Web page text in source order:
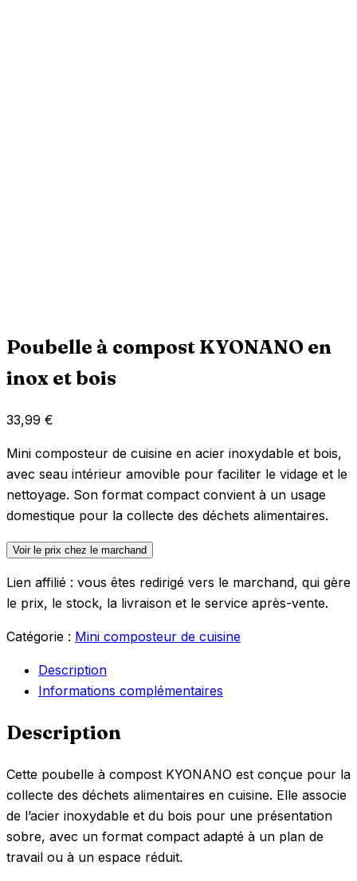
Poubelle à compost KYONANO en
inox et bois
33,99 €
Mini composteur de cuisine en acier inoxydable et bois,
avec seau intérieur amovible pour faciliter le vidage et le
nettoyage. Son format compact convient à un usage
domestique pour la collecte des déchets alimentaires.
Voir le prix chez le marchand
Lien affilié : vous êtes redirigé vers le marchand, qui gère
le prix, le stock, la livraison et le service après-vente.
Catégorie : Mini composteur de cuisine
Description
Informations complémentaires
Description
Cette poubelle à compost KYONANO est conçue pour la
collecte des déchets alimentaires en cuisine. Elle associe
de l’acier inoxydable et du bois pour une présentation
sobre, avec un format compact adapté à un plan de
travail ou à un espace réduit.